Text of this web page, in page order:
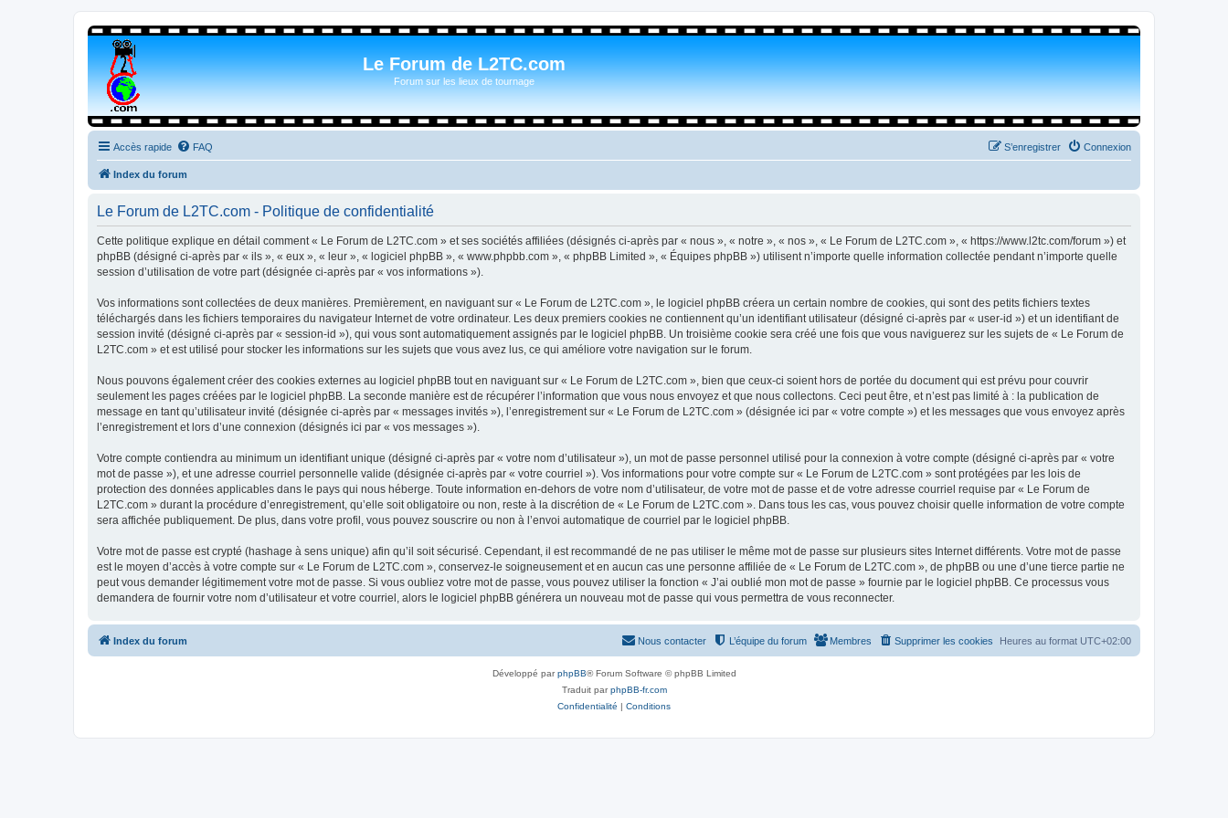
Le Forum de L2TC.com
Forum sur les lieux de tournage
Accès rapide FAQ Connexion
S’enregistrer
Index du forum
Le Forum de L2TC.com - Politique de confidentialité
Cette politique explique en détail comment « Le Forum de L2TC.com » et ses sociétés affiliées (désignés ci-après par « nous », « notre », « nos », « Le Forum de L2TC.com », « https://www.l2tc.com/forum ») et
phpBB (désigné ci-après par « ils », « eux », « leur », « logiciel phpBB », « www.phpbb.com », « phpBB Limited », « Équipes phpBB ») utilisent n’importe quelle information collectée pendant n’importe quelle
session d’utilisation de votre part (désignée ci-après par « vos informations »).
Vos informations sont collectées de deux manières. Premièrement, en naviguant sur « Le Forum de L2TC.com », le logiciel phpBB créera un certain nombre de cookies, qui sont des petits fichiers textes
téléchargés dans les fichiers temporaires du navigateur Internet de votre ordinateur. Les deux premiers cookies ne contiennent qu’un identifiant utilisateur (désigné ci-après par « user-id ») et un identifiant de
session invité (désigné ci-après par « session-id »), qui vous sont automatiquement assignés par le logiciel phpBB. Un troisième cookie sera créé une fois que vous naviguerez sur les sujets de « Le Forum de
L2TC.com » et est utilisé pour stocker les informations sur les sujets que vous avez lus, ce qui améliore votre navigation sur le forum.
Nous pouvons également créer des cookies externes au logiciel phpBB tout en naviguant sur « Le Forum de L2TC.com », bien que ceux-ci soient hors de portée du document qui est prévu pour couvrir
seulement les pages créées par le logiciel phpBB. La seconde manière est de récupérer l’information que vous nous envoyez et que nous collectons. Ceci peut être, et n’est pas limité à : la publication de
message en tant qu’utilisateur invité (désignée ci-après par « messages invités »), l’enregistrement sur « Le Forum de L2TC.com » (désignée ici par « votre compte ») et les messages que vous envoyez après
l’enregistrement et lors d’une connexion (désignés ici par « vos messages »).
Votre compte contiendra au minimum un identifiant unique (désigné ci-après par « votre nom d’utilisateur »), un mot de passe personnel utilisé pour la connexion à votre compte (désigné ci-après par « votre
mot de passe »), et une adresse courriel personnelle valide (désignée ci-après par « votre courriel »). Vos informations pour votre compte sur « Le Forum de L2TC.com » sont protégées par les lois de
protection des données applicables dans le pays qui nous héberge. Toute information en-dehors de votre nom d’utilisateur, de votre mot de passe et de votre adresse courriel requise par « Le Forum de
L2TC.com » durant la procédure d’enregistrement, qu’elle soit obligatoire ou non, reste à la discrétion de « Le Forum de L2TC.com ». Dans tous les cas, vous pouvez choisir quelle information de votre compte
sera affichée publiquement. De plus, dans votre profil, vous pouvez souscrire ou non à l’envoi automatique de courriel par le logiciel phpBB.
Votre mot de passe est crypté (hashage à sens unique) afin qu’il soit sécurisé. Cependant, il est recommandé de ne pas utiliser le même mot de passe sur plusieurs sites Internet différents. Votre mot de passe
est le moyen d’accès à votre compte sur « Le Forum de L2TC.com », conservez-le soigneusement et en aucun cas une personne affiliée de « Le Forum de L2TC.com », de phpBB ou une d’une tierce partie ne
peut vous demander légitimement votre mot de passe. Si vous oubliez votre mot de passe, vous pouvez utiliser la fonction « J’ai oublié mon mot de passe » fournie par le logiciel phpBB. Ce processus vous
demandera de fournir votre nom d’utilisateur et votre courriel, alors le logiciel phpBB générera un nouveau mot de passe qui vous permettra de vous reconnecter.
Index du forum Heures au format UTC+02:00
Supprimer les cookies
Membres
L’équipe du forum
Nous contacter
Développé parphpBB® Forum Software © phpBB Limited
Traduit parphpBB-fr.com
Confidentialité | Conditions